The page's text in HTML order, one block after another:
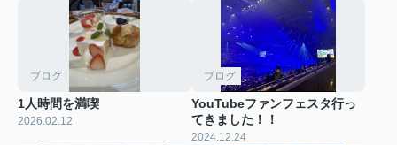
ブログ
1人時間を満喫
2026.02.12
ブログ
YouTubeファンフェスタ行っ
てきました！！
2024.12.24